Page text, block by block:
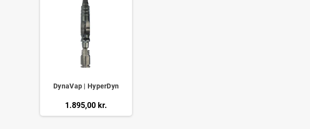
DynaVap | HyperDyn
1.895,00 kr.